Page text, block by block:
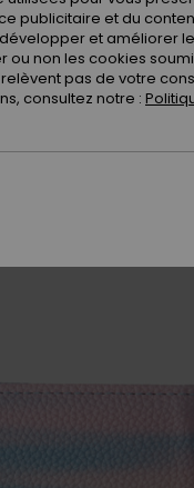
publicitaire et du
et améliorer
non les cookies
pas de votre
consultez notre :